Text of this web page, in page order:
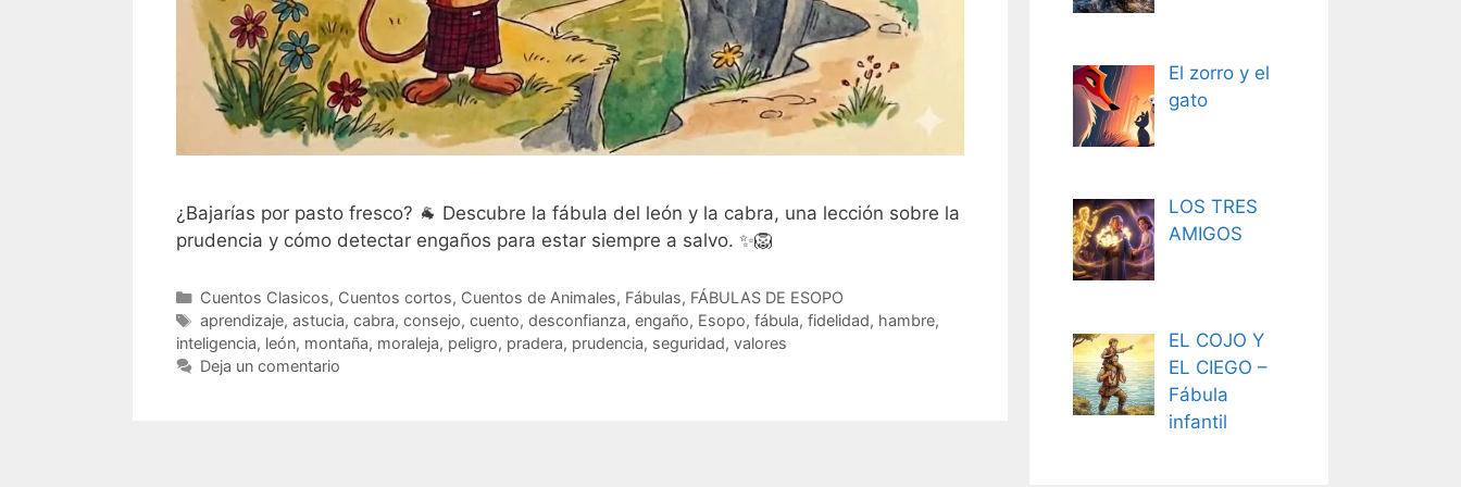
¿Bajarías por pasto fresco? 🐐 Descubre la fábula del león y la cabra, una lección sobre la
prudencia y cómo detectar engaños para estar siempre a salvo. ✨🦁
Categorías
Cuentos Clasicos, Cuentos cortos, Cuentos de Animales, Fábulas, FÁBULAS DE ESOPO
Etiquetas
aprendizaje, astucia, cabra, consejo, cuento, desconfianza, engaño, Esopo, fábula, fidelidad, hambre,
inteligencia, león, montaña, moraleja, peligro, pradera, prudencia, seguridad, valores
Deja un comentario
El zorro y el
gato
LOS TRES
AMIGOS
EL COJO Y
EL CIEGO –
Fábula
infantil